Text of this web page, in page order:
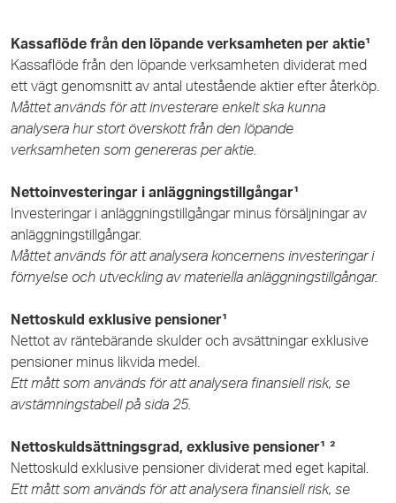
Kassaflöde från den löpande verksamheten per aktie¹
Kassaflöde från den löpande verksamheten dividerat med
ett vägt genomsnitt av antal utestående aktier efter återköp.
Måttet används för att investerare enkelt ska kunna
analysera hur stort överskott från den löpande
verksamheten som genereras per aktie.
Nettoinvesteringar i anläggningstillgångar¹
Investeringar i anläggningstillgångar minus försäljningar av
anläggningstillgångar.
Måttet används för att analysera koncernens investeringar i
förnyelse och utveckling av materiella anläggningstillgångar.
Nettoskuld exklusive pensioner¹
Nettot av räntebärande skulder och avsättningar exklusive
pensioner minus likvida medel.
Ett mått som används för att analysera finansiell risk, se
avstämningstabell på sida 25.
Nettoskuldsättningsgrad, exklusive pensioner¹ ²
Nettoskuld exklusive pensioner dividerat med eget kapital.
Ett mått som används för att analysera finansiell risk, se